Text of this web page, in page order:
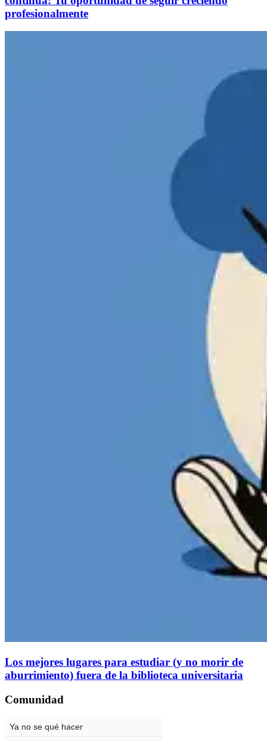
profesionalmente
Los mejores lugares para estudiar (y no morir de
aburrimiento) fuera de la biblioteca universitaria
Comunidad